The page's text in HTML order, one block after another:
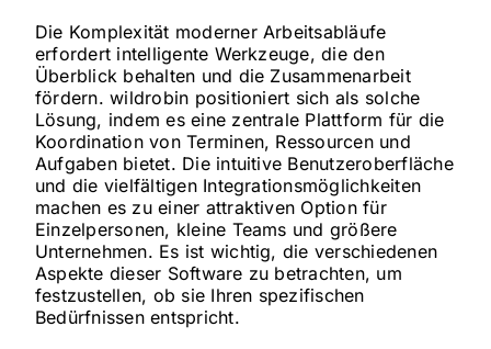
Die Komplexität moderner Arbeitsabläufe
erfordert intelligente Werkzeuge, die den
Überblick behalten und die Zusammenarbeit
fördern. wildrobin positioniert sich als solche
Lösung, indem es eine zentrale Plattform für die
Koordination von Terminen, Ressourcen und
Aufgaben bietet. Die intuitive Benutzeroberfläche
und die vielfältigen Integrationsmöglichkeiten
machen es zu einer attraktiven Option für
Einzelpersonen, kleine Teams und größere
Unternehmen. Es ist wichtig, die verschiedenen
Aspekte dieser Software zu betrachten, um
festzustellen, ob sie Ihren spezifischen
Bedürfnissen entspricht.